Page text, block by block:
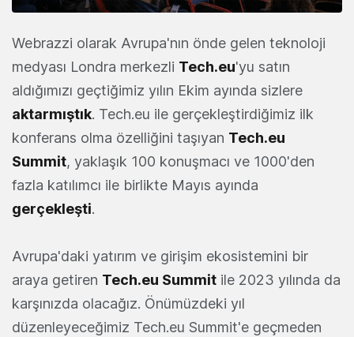
Webrazzi olarak Avrupa'nın önde gelen teknoloji
medyası Londra merkezli Tech.eu'yu satın
aldığımızı geçtiğimiz yılın Ekim ayında sizlere
aktarmıştık. Tech.eu ile gerçekleştirdiğimiz ilk
konferans olma özelliğini taşıyan Tech.eu
Summit, yaklaşık 100 konuşmacı ve 1000'den
fazla katılımcı ile birlikte Mayıs ayında
gerçekleşti.
Avrupa'daki yatırım ve girişim ekosistemini bir
araya getiren Tech.eu Summit ile 2023 yılında da
karşınızda olacağız. Önümüzdeki yıl
düzenleyeceğimiz Tech.eu Summit'e geçmeden